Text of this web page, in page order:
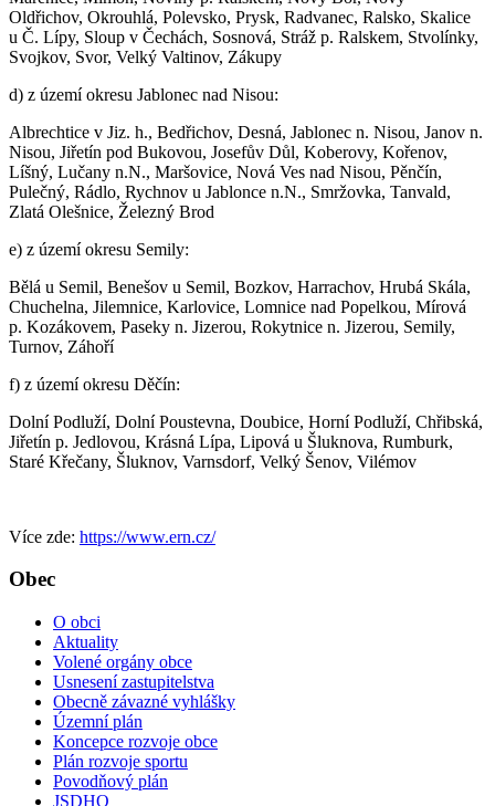
Oldřichov, Okrouhlá, Polevsko, Prysk, Radvanec, Ralsko, Skalice
u Č. Lípy, Sloup v Čechách, Sosnová, Stráž p. Ralskem, Stvolínky,
Svojkov, Svor, Velký Valtinov, Zákupy
d) z území okresu Jablonec nad Nisou:
Albrechtice v Jiz. h., Bedřichov, Desná, Jablonec n. Nisou, Janov n.
Nisou, Jiřetín pod Bukovou, Josefův Důl, Koberovy, Kořenov,
Líšný, Lučany n.N., Maršovice, Nová Ves nad Nisou, Pěnčín,
Pulečný, Rádlo, Rychnov u Jablonce n.N., Smržovka, Tanvald,
Zlatá Olešnice, Železný Brod
e) z území okresu Semily:
Bělá u Semil, Benešov u Semil, Bozkov, Harrachov, Hrubá Skála,
Chuchelna, Jilemnice, Karlovice, Lomnice nad Popelkou, Mírová
p. Kozákovem, Paseky n. Jizerou, Rokytnice n. Jizerou, Semily,
Turnov, Záhoří
f) z území okresu Děčín:
Dolní Podluží, Dolní Poustevna, Doubice, Horní Podluží, Chřibská,
Jiřetín p. Jedlovou, Krásná Lípa, Lipová u Šluknova, Rumburk,
Staré Křečany, Šluknov, Varnsdorf, Velký Šenov, Vilémov
Více zde: https://www.ern.cz/
Obec
O obci
Aktuality
Volené orgány obce
Usnesení zastupitelstva
Obecně závazné vyhlášky
Územní plán
Koncepce rozvoje obce
Plán rozvoje sportu
Povodňový plán
JSDHO